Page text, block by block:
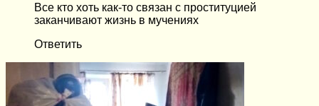
Все кто хоть как-то связан с проституцией
заканчивают жизнь в мучениях
Ответить